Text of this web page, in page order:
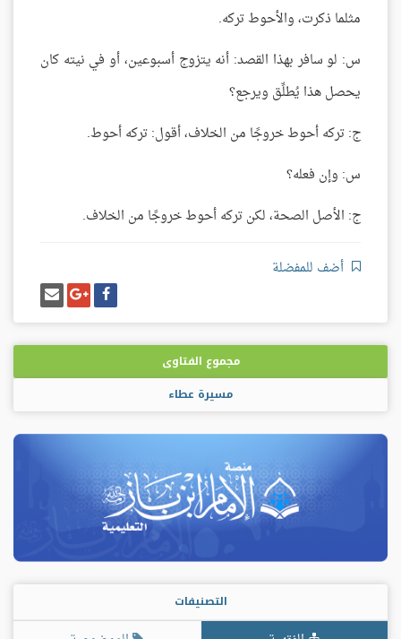
مثلما ذكرت، والأحوط تركه.
س: لو سافر بهذا القصد: أنه يتزوج أسبوعين، أو في نيته كان
يحصل هذا يُطلِّق ويرجع؟
ج: تركه أحوط خروجًا من الخلاف، أقول: تركه أحوط.
س: وإن فعله؟
ج: الأصل الصحة، لكن تركه أحوط خروجًا من الخلاف.
أضف للمفضلة
شارك
على
فيسبوك
شارك
على
غوغل
بلس
إرسل
إيميل
مجموع الفتاوى
مسيرة عطاء
التصنيفات